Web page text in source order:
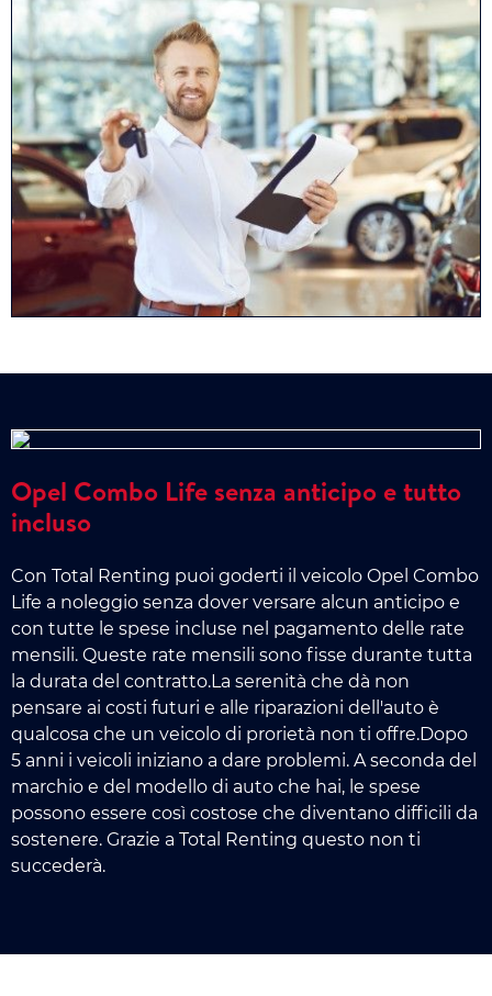
Opel Combo Life senza anticipo e tutto
incluso
Con Total Renting puoi goderti il veicolo Opel Combo
Life a noleggio senza dover versare alcun anticipo e
con tutte le spese incluse nel pagamento delle rate
mensili. Queste rate mensili sono fisse durante tutta
la durata del contratto.La serenità che dà non
pensare ai costi futuri e alle riparazioni dell'auto è
qualcosa che un veicolo di prorietà non ti offre.Dopo
5 anni i veicoli iniziano a dare problemi. A seconda del
marchio e del modello di auto che hai, le spese
possono essere così costose che diventano difficili da
sostenere. Grazie a Total Renting questo non ti
succederà.